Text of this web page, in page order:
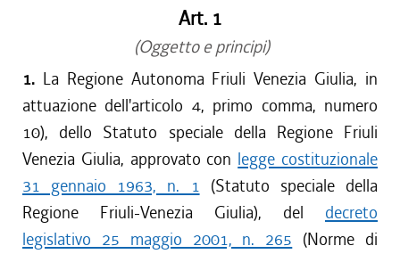
Art. 1
(Oggetto e principi)
1. La Regione Autonoma Friuli Venezia Giulia, in
attuazione dell'articolo 4, primo comma, numero
10), dello Statuto speciale della Regione Friuli
Venezia Giulia, approvato con legge costituzionale
31 gennaio 1963, n. 1 (Statuto speciale della
Regione Friuli-Venezia Giulia), del decreto
legislativo 25 maggio 2001, n. 265 (Norme di